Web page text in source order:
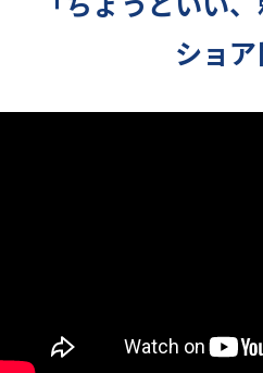
「ちょうどいい
ショ